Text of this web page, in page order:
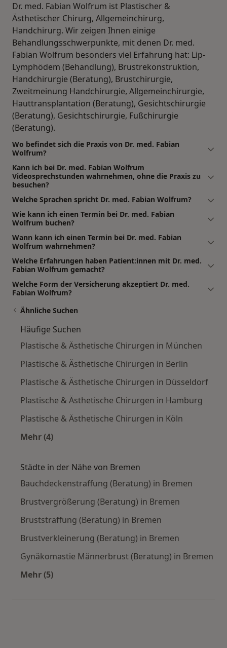
Dr. med. Fabian Wolfrum ist Plastischer &
Ästhetischer Chirurg, Allgemeinchirurg,
Handchirurg. Wir zeigen Ihnen einige
Behandlungsschwerpunkte, mit denen Dr. med.
Fabian Wolfrum besonders viel Erfahrung hat: Lip-
Lymphödem (Behandlung), Brustrekonstruktion,
Handchirurgie (Beratung), Brustchirurgie,
Zweitmeinung Handchirurgie, Allgemeinchirurgie,
Hauttransplantation (Beratung), Gesichtschirurgie
(Beratung), Gesichtschirurgie, Fußchirurgie
(Beratung).
Wo befindet sich die Praxis von Dr. med. Fabian
Wolfrum?
Kann ich bei Dr. med. Fabian Wolfrum
Videosprechstunden wahrnehmen, ohne die Praxis zu
besuchen?
Welche Sprachen spricht Dr. med. Fabian Wolfrum?
Wie kann ich einen Termin bei Dr. med. Fabian
Wolfrum buchen?
Wann kann ich einen Termin bei Dr. med. Fabian
Wolfrum wahrnehmen?
Welche Erfahrungen haben Patient:innen mit Dr. med.
Fabian Wolfrum gemacht?
Welche Form der Versicherung akzeptiert Dr. med.
Fabian Wolfrum?
Ähnliche Suchen
Häufige Suchen
Plastische & Ästhetische Chirurgen in München
Plastische & Ästhetische Chirurgen in Berlin
Plastische & Ästhetische Chirurgen in Düsseldorf
Plastische & Ästhetische Chirurgen in Hamburg
Plastische & Ästhetische Chirurgen in Köln
Mehr (4)
Städte in der Nähe von Bremen
Bauchdeckenstraffung (Beratung) in Bremen
Brustvergrößerung (Beratung) in Bremen
Bruststraffung (Beratung) in Bremen
Brustverkleinerung (Beratung) in Bremen
Gynäkomastie Männerbrust (Beratung) in Bremen
Mehr (5)